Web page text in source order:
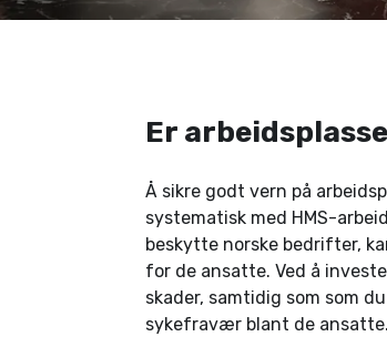
Er
Å sikre godt vern på
systematisk med HMS-
beskytte norske bedrifter,
for de ansatte. Ved å
skader, samtidig som som
sykefravær blant de ansatte.